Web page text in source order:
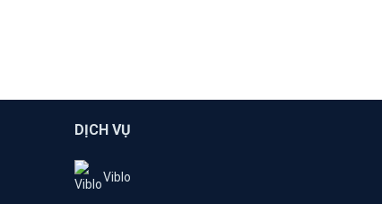
DỊCH VỤ
Viblo